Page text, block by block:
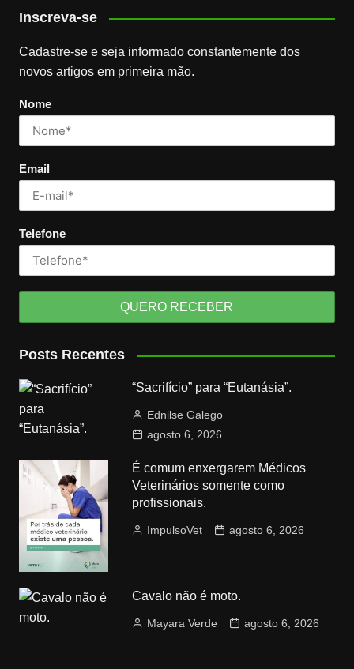
Inscreva-se
Cadastre-se e seja informado constantemente dos
novos artigos em primeira mão.
Nome
Email
Telefone
Posts Recentes
“Sacrifício” para “Eutanásia”.
Ednilse Galego
agosto 6, 2026
É comum enxergarem Médicos
Veterinários somente como
profissionais.
ImpulsoVet agosto 6, 2026
Cavalo não é moto.
Mayara Verde agosto 6, 2026